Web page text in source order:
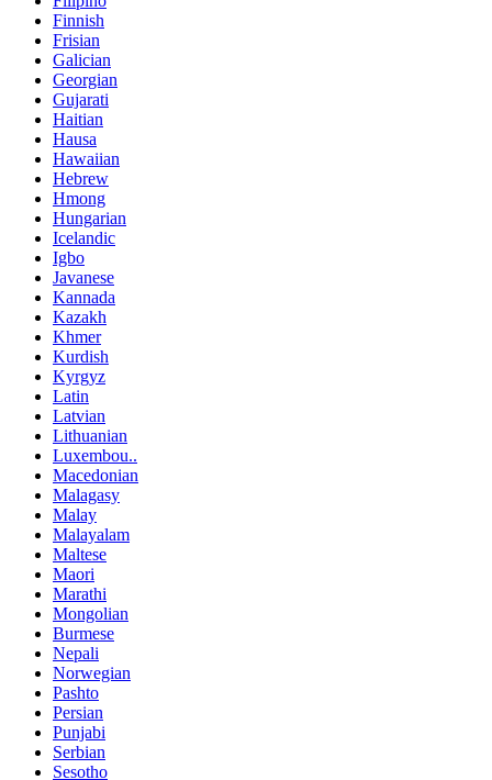
Finnish
Frisian
Galician
Georgian
Gujarati
Haitian
Hausa
Hawaiian
Hebrew
Hmong
Hungarian
Icelandic
Igbo
Javanese
Kannada
Kazakh
Khmer
Kurdish
Kyrgyz
Latin
Latvian
Lithuanian
Luxembou..
Macedonian
Malagasy
Malay
Malayalam
Maltese
Maori
Marathi
Mongolian
Burmese
Nepali
Norwegian
Pashto
Persian
Punjabi
Serbian
Sesotho